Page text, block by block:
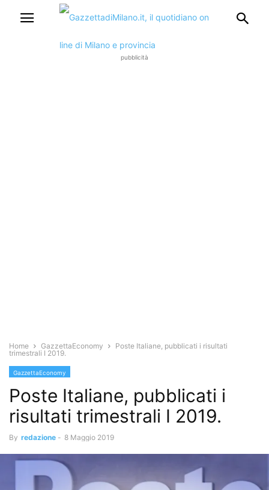
pubblicità
Home GazzettaEconomy
Poste Italiane, pubblicati i risultati
trimestrali I 2019.
GazzettaEconomy
Poste Italiane, pubblicati i
risultati trimestrali I 2019.
By redazione - 8 Maggio 2019